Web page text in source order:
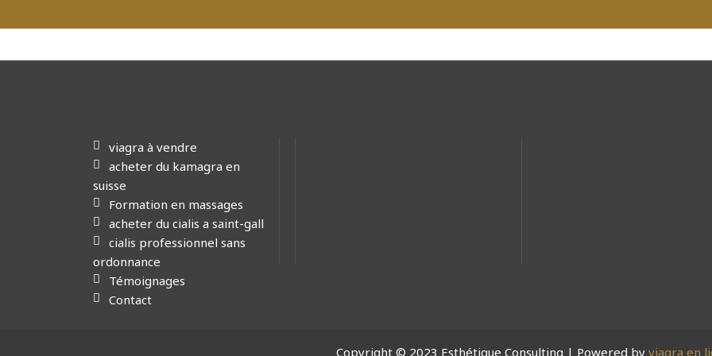
viagra à vendre
acheter du kamagra en
suisse
Formation en massages
acheter du cialis a saint-gall
cialis professionnel sans
ordonnance
Témoignages
Contact
Copyright © 2023 Esthétique Consulting | Powered by viagra en